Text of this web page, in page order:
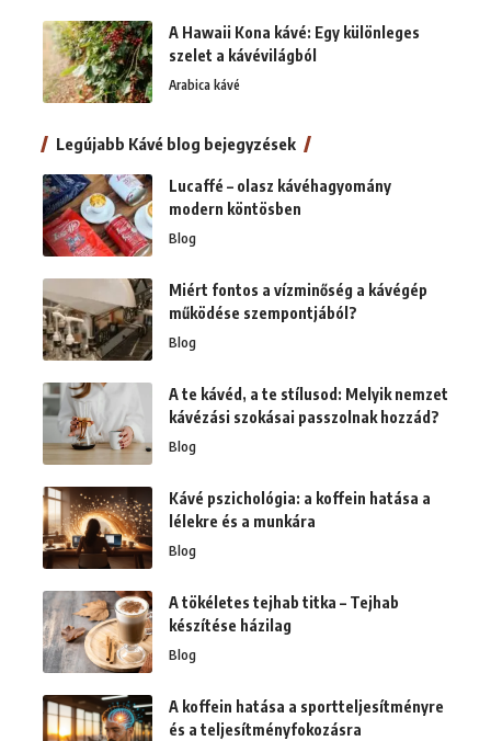
A Hawaii Kona kávé: Egy különleges
szelet a kávévilágból
Arabica kávé
Legújabb Kávé blog bejegyzések
Lucaffé – olasz kávéhagyomány
modern köntösben
Blog
Miért fontos a vízminőség a kávégép
működése szempontjából?
Blog
A te kávéd, a te stílusod: Melyik nemzet
kávézási szokásai passzolnak hozzád?
Blog
Kávé pszichológia: a koffein hatása a
lélekre és a munkára
Blog
A tökéletes tejhab titka – Tejhab
készítése házilag
Blog
A koffein hatása a sportteljesítményre
és a teljesítményfokozásra